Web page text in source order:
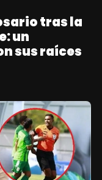
tras la
un
sus raíces